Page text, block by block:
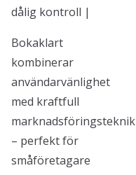
dålig kontroll |
Bokaklart
kombinerar
användarvänlighet
med kraftfull
marknadsföringsteknik
– perfekt för
småföretagare